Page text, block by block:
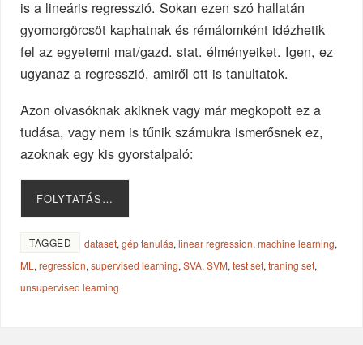
is a lineáris regresszió. Sokan ezen szó hallatán
gyomorgörcsöt kaphatnak és rémálomként idézhetik
fel az egyetemi mat/gazd. stat. élményeiket. Igen, ez
ugyanaz a regresszió, amiről ott is tanultatok.
Azon olvasóknak akiknek vagy már megkopott ez a
tudása, vagy nem is tűnik számukra ismerősnek ez,
azoknak egy kis gyorstalpaló:
FOLYTATÁS…
TAGGED dataset,gép tanulás,linear regression,machine learning,
ML ,regression,supervised learning,SVA,SVM,test set,traning set,
unsupervised learning